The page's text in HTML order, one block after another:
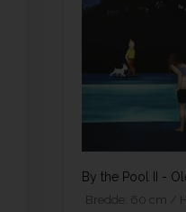
Bredde: 60 cm /